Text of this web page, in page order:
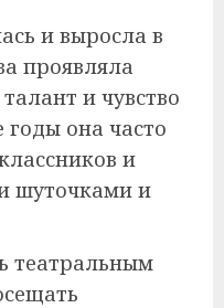
и выросла в
проявляла
и чувство
она часто
и
шуточками и
театральным